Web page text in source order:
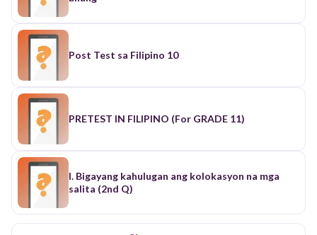
Post Test sa Filipino 10
PRETEST IN FILIPINO (For GRADE 11)
I. Bigayang kahulugan ang kolokasyon na mga
salita (2nd Q)